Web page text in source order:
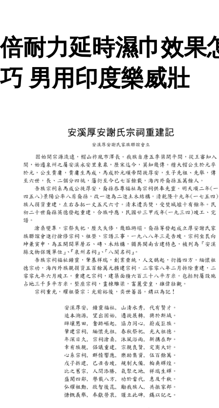
倍耐力延時濕巾效果
巧 男用印度樂威壯